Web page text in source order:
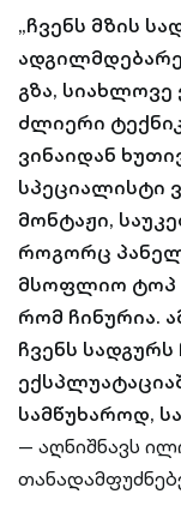
„ჩვენს მზის
გზა,
ძლიერი
ვინაიდან
სპეციალისტი
მონტაჟი,
როგორც
მსოფლიო ტოპ
რომ ჩინურია.
ჩვენს
სამწუხაროდ,
— აღნიშნავს